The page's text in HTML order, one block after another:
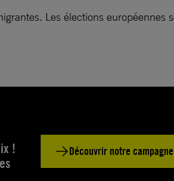
Les élections européennes
!
Découvrir notre campagne